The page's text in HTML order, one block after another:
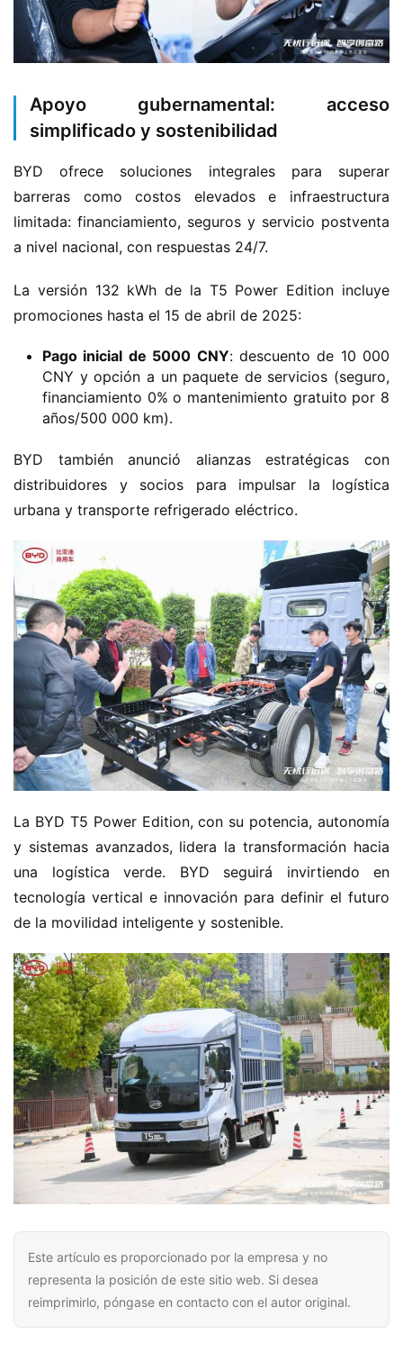
Apoyo gubernamental: acceso
simplificado y sostenibilidad
BYD ofrece soluciones integrales para superar
barreras como costos elevados e infraestructura
limitada: financiamiento, seguros y servicio postventa
a nivel nacional, con respuestas 24/7.
La versión 132 kWh de la T5 Power Edition incluye
promociones hasta el 15 de abril de 2025:
​Pago inicial de 5000 CNY​​: descuento de 10 000
CNY y opción a un paquete de servicios (seguro,
financiamiento 0% o mantenimiento gratuito por 8
años/500 000 km).
BYD también anunció alianzas estratégicas con
distribuidores y socios para impulsar la logística
urbana y transporte refrigerado eléctrico.
La BYD T5 Power Edition, con su potencia, autonomía
y sistemas avanzados, lidera la transformación hacia
una logística verde. BYD seguirá invirtiendo en
tecnología vertical e innovación para definir el futuro
de la movilidad inteligente y sostenible.
Este artículo es proporcionado por la empresa y no
representa la posición de este sitio web. Si desea
reimprimirlo, póngase en contacto con el autor original.